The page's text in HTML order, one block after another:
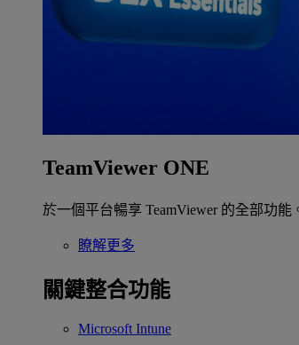
TeamViewer ONE
於一個平台暢享 TeamViewer 的全部功能
瞭解更多
關鍵整合功能
Microsoft Intune